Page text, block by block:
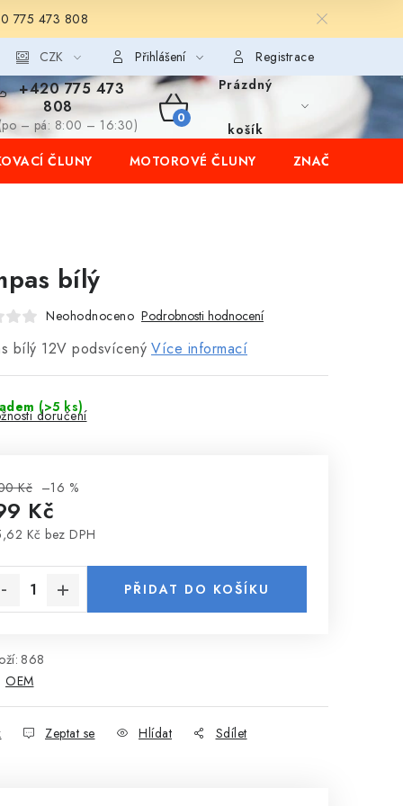
775 473 808
CZK Přihlášení Registrace
+420 775 473
808
– pá: 8:00 – 16:30)
NÁKUPNÍ
KOŠÍK
Prázdný
košík
ČLUNY
MOTOROVÉ ČLUNY ZNAČKY
bílý
Neohodnoceno Podrobnosti hodnocení
bílý 12V podsvícený Více informací
(>5 ks)
doručení
Kč –16 %
Kč
Kč bez DPH
PŘIDAT DO KOŠÍKU
868
OEM
Zeptat se Hlídat Sdílet